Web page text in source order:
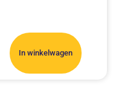
In winkelwagen